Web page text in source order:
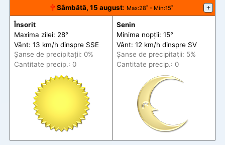
🕆 Sâmbătă, 15 august: Max:28˚ - Min:15˚ +
Însorit
Maxima zilei: 28°
Vânt: 13 km/h dinspre SSE
Șanse de precipitații: 0%
Cantitate precip.: 0
Senin
Minima nopții: 15°
Vânt: 12 km/h dinspre SV
Șanse de precipitații: 5%
Cantitate precip.: 0